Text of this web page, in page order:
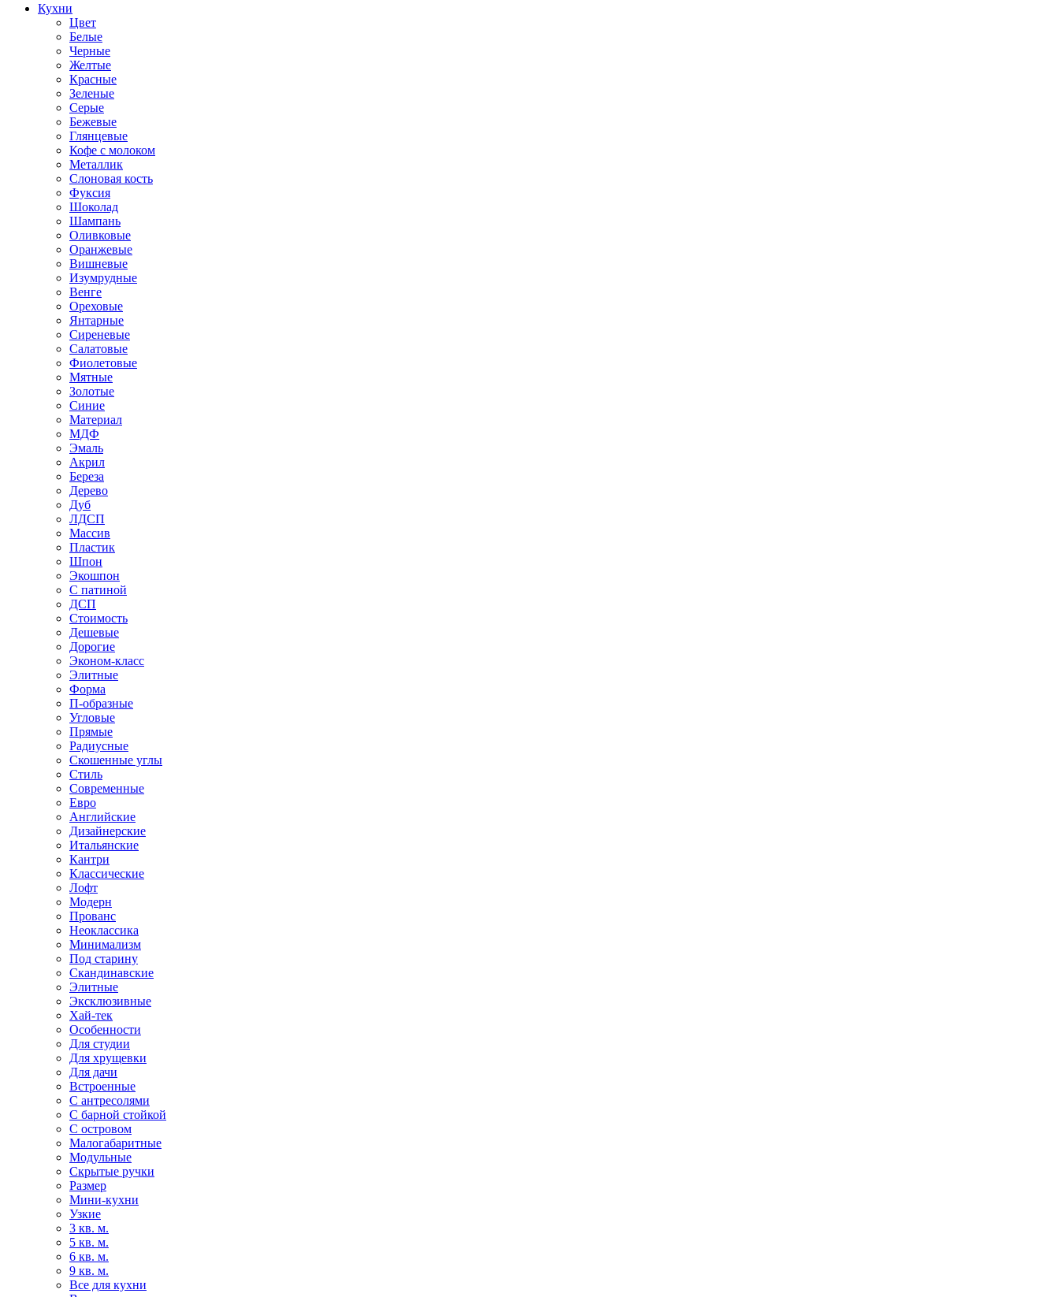
Кухни
Цвет
Белые
Черные
Желтые
Красные
Зеленые
Серые
Бежевые
Глянцевые
Кофе с молоком
Металлик
Слоновая кость
Фуксия
Шоколад
Шампань
Оливковые
Оранжевые
Вишневые
Изумрудные
Венге
Ореховые
Янтарные
Сиреневые
Салатовые
Фиолетовые
Мятные
Золотые
Синие
Материал
МДФ
Эмаль
Акрил
Береза
Дерево
Дуб
ЛДСП
Массив
Пластик
Шпон
Экошпон
С патиной
ДСП
Стоимость
Дешевые
Дорогие
Эконом-класс
Элитные
Форма
П-образные
Угловые
Прямые
Радиусные
Скошенные углы
Стиль
Современные
Евро
Английские
Дизайнерские
Итальянские
Кантри
Классические
Лофт
Модерн
Прованс
Неоклассика
Минимализм
Под старину
Скандинавские
Элитные
Эксклюзивные
Хай-тек
Особенности
Для студии
Для хрущевки
Для дачи
Встроенные
С антресолями
С барной стойкой
С островом
Малогабаритные
Модульные
Скрытые ручки
Размер
Мини-кухни
Узкие
3 кв. м.
5 кв. м.
6 кв. м.
9 кв. м.
Все для кухни